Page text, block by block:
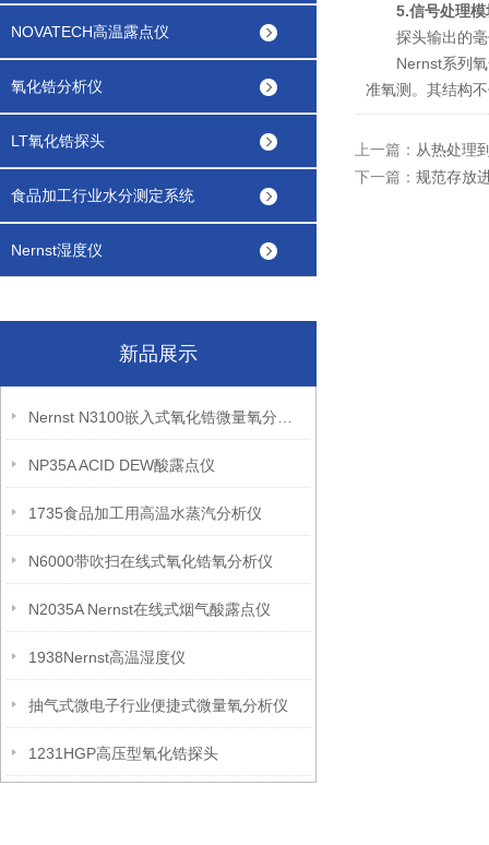
NOVATECH高温露点仪
氧化锆分析仪
LT氧化锆探头
食品加工行业水分测定系统
Nernst湿度仪
新品展示
NP35A ACID DEW酸露点仪
1735食品加工用高温水蒸汽分析仪
N6000带吹扫在线式氧化锆氧分析仪
N2035A Nernst在线式烟气酸露点仪
1938Nernst高温湿度仪
抽气式微电子行业便捷式微量氧分析仪
1231HGP高压型氧化锆探头
5.信号处理
探头输出的毫
Nernst系列氧化
准氧测。其结构
上一篇： 从热处理
下一篇： 规范存放